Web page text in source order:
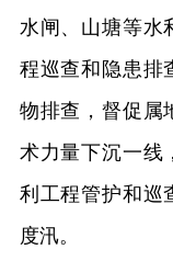
水闸、山塘等水
程巡查和隐患排
物排查，督促属
术力量下沉一线
利工程管护和巡
度汛。